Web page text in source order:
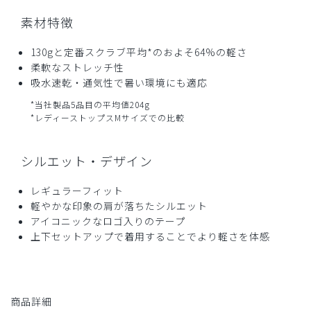
素材特徴
130gと定番スクラブ平均*のおよそ64%の軽さ
柔軟なストレッチ性
吸水速乾・通気性で暑い環境にも適応
*当社製品5品目の平均値204g
*レディーストップスMサイズでの比較
シルエット・デザイン
レギュラーフィット
軽やかな印象の肩が落ちたシルエット
アイコニックなロゴ入りのテープ
上下セットアップで着用することでより軽さを体感
商品詳細